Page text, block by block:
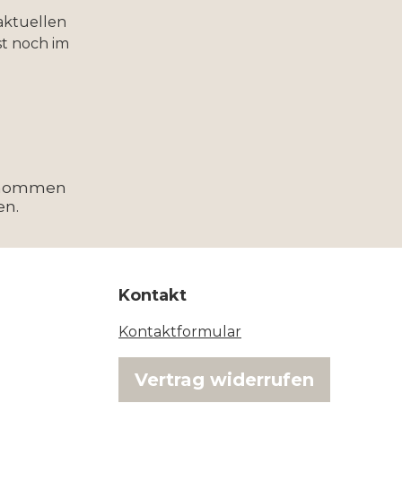
noch im
Kontakt
Kontaktformular
Vertrag widerrufen